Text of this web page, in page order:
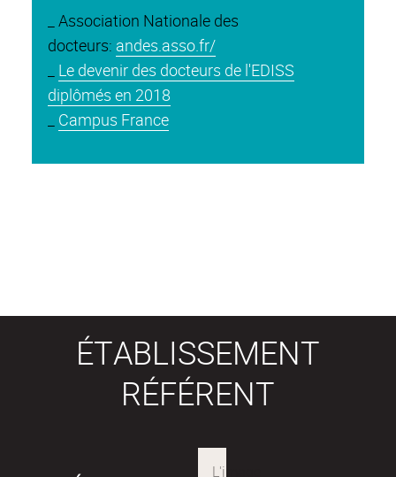
_ Association Nationale des
docteurs: andes.asso.fr/
Le devenir des docteurs de l'EDISS
diplômés en 2018
Campus France
ÉTABLISSEMENT
RÉFÉRENT